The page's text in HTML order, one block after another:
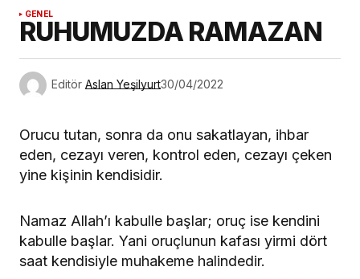
GENEL
RUHUMUZDA RAMAZAN
Editör Aslan Yeşilyurt30/04/2022
Orucu tutan, sonra da onu sakatlayan, ihbar
eden, cezayı veren, kontrol eden, cezayı çeken
yine kişinin kendisidir.
Namaz Allah’ı kabulle başlar; oruç ise kendini
kabulle başlar. Yani oruçlunun kafası yirmi dört
saat kendisiyle muhakeme halindedir.